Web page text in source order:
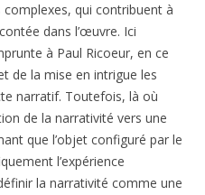
qui contribuent à
dans l’œuvre. Ici
à Paul Ricoeur, en ce
de la mise en intrigue les
narratif. Toutefois, là où
de la narrativité vers une
que l’objet configuré par le
l’expérience
la narrativité comme une